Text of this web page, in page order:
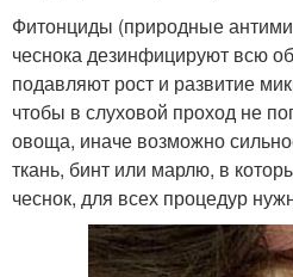
Фитонциды (природные
чеснока дезинфицируют всю
подавляют рост и развитие
чтобы в слуховой проход не
овоща, иначе возможно
ткань, бинт или марлю, в
чеснок, для всех процедур